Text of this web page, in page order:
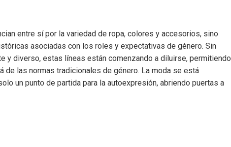
entre sí por la variedad de ropa, colores y accesorios, sino
asociadas con los roles y expectativas de género. Sin
y diverso, estas líneas están comenzando a diluirse, permitiendo
de las normas tradicionales de género. La moda se está
un punto de partida para la autoexpresión, abriendo puertas a